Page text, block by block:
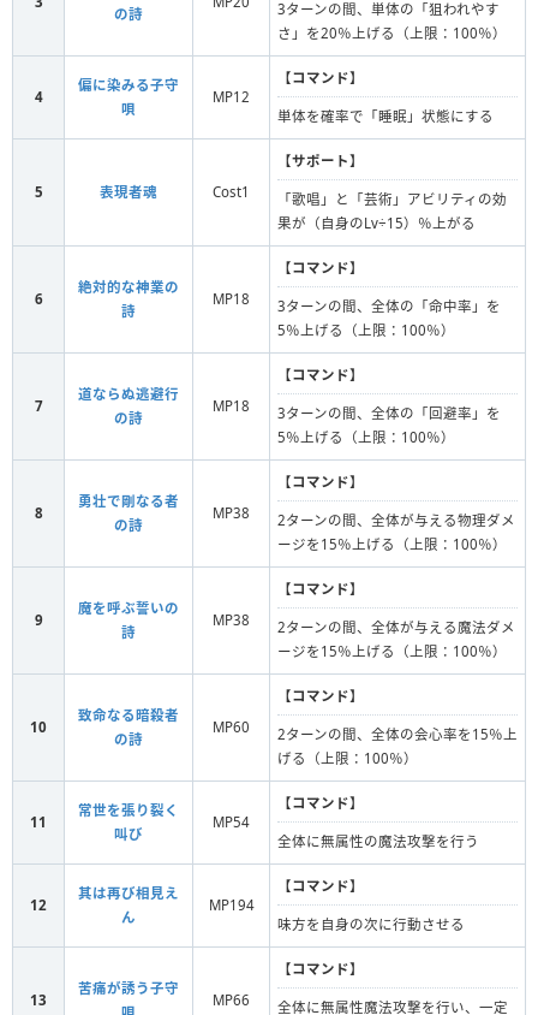
の詩
3ターンの間、単体の「狙われやす
さ」を20％上げる（上限：100％）
4
偏に染みる子守
唄
MP12
【コマンド】
単体を確率で「睡眠」状態にする
5 表現者魂 Cost1
【サポート】
「歌唱」と「芸術」アビリティの効
果が（自身のLv÷15）％上がる
6
絶対的な神業の
詩
MP18
【コマンド】
3ターンの間、全体の「命中率」を
5％上げる（上限：100％）
7
道ならぬ逃避行
の詩
MP18
【コマンド】
3ターンの間、全体の「回避率」を
5％上げる（上限：100％）
8
勇壮で剛なる者
の詩
MP38
【コマンド】
2ターンの間、全体が与える物理ダメ
ージを15％上げる（上限：100％）
9
魔を呼ぶ誓いの
詩
MP38
【コマンド】
2ターンの間、全体が与える魔法ダメ
ージを15％上げる（上限：100％）
10
致命なる暗殺者
の詩
MP60
【コマンド】
2ターンの間、全体の会心率を15％上
げる（上限：100％）
11
常世を張り裂く
叫び
MP54
【コマンド】
全体に無属性の魔法攻撃を行う
12
其は再び相見え
ん
MP194
【コマンド】
味方を自身の次に行動させる
13
苦痛が誘う子守
MP66
【コマンド】
全体に無属性魔法攻撃を行い、一定